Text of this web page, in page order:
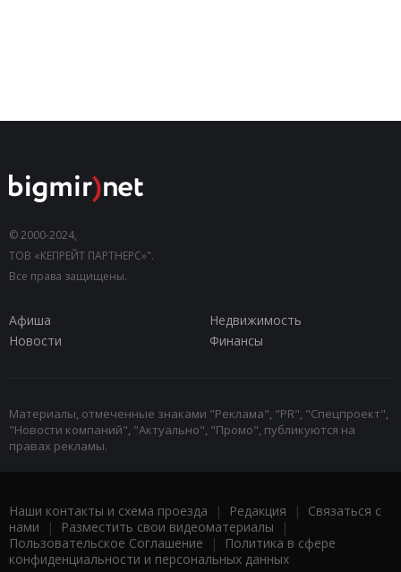
© 2000-2024,
ТОВ «КЕПРЕЙТ ПАРТНЕРС»".
Все права защищены.
Афиша
Недвижимость
Новости
Финансы
Материалы, отмеченные знаками "Реклама", "PR", "Спецпроект",
"Новости компаний", "Актуально", "Промо", публикуются на
правах рекламы.
Наши контакты и схема проезда | Редакция | Связаться с
нами | Разместить свои видеоматериалы |
Пользовательское Соглашение |
Политика в сфере
конфиденциальности и персональных данных